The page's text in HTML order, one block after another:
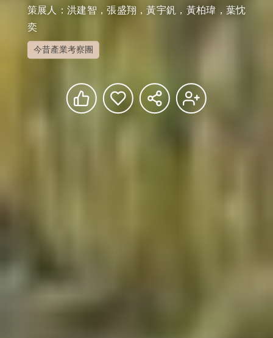
策展人：洪建智，張盛翔，黃宇釩，黃柏瑋，葉忱
奕
今昔產業考察團